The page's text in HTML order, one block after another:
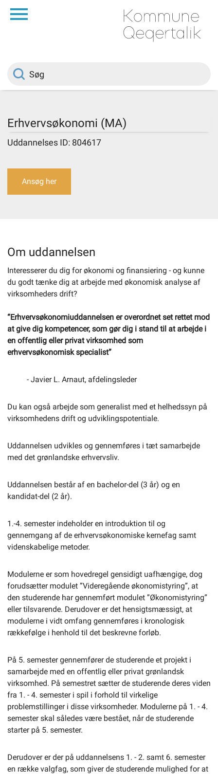
Borger
Om kommunen
Selvbetjening
Planportal
Erhvervsøkonomi (MA)
Uddannelses ID: 804617
Ansøg her
Om uddannelsen
Interesserer du dig for økonomi og finansiering - og kunne
du godt tænke dig at arbejde med økonomisk analyse af
virksomheders drift?
“Erhvervsøkonomiuddannelsen er overordnet set rettet mod
at give dig kompetencer, som gør dig i stand til at arbejde i
en offentlig eller privat virksomhed som
erhvervsøkonomisk specialist”
- Javier L. Arnaut, afdelingsleder
Du kan også arbejde som generalist med et helhedssyn på
virksomhedens drift og udviklingspotentiale.
Uddannelsen udvikles og gennemføres i tæt samarbejde
med det grønlandske erhvervsliv.
Uddannelsen består af en bachelor-del (3 år) og en
kandidat-del (2 år).
1.-4. semester indeholder en introduktion til og
gennemgang af de erhvervsøkonomiske kernefag samt
videnskabelige metoder.
Modulerne er som hovedregel gensidigt uafhængige, dog
forudsætter modulet ”Videregående økonomistyring”, at
den studerende har gennemført modulet ”Økonomistyring”
eller tilsvarende. Derudover er det hensigtsmæssigt, at
modulerne i vidt omfang gennemføres i kronologisk
rækkefølge i henhold til det beskrevne forløb.
På 5. semester gennemfører de studerende et projekt i
samarbejde med en offentlig eller privat grønlandsk
virksomhed. På semestret sætter de studerende deres viden
fra 1. - 4. semester i spil i forhold til virkelige
problemstillinger i disse virksomheder. Modulerne på 1. - 4.
semester skal således være bestået, når de studerende
starter på 5. semester.
Derudover er der på uddannelsens 1. - 2. samt 6. semester
en række valgfag, som giver de studerende mulighed for at